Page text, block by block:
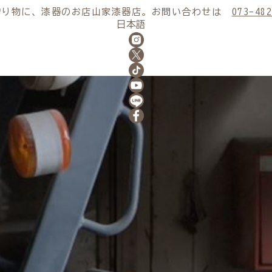
物に、漆器のお店山家漆器店。お問い合わせは 073-